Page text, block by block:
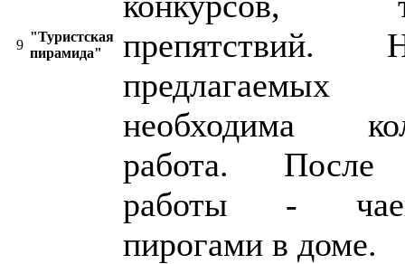
9
"Туристская
пирамида"
необходима
работа. После
работы -
пирогами в доме.